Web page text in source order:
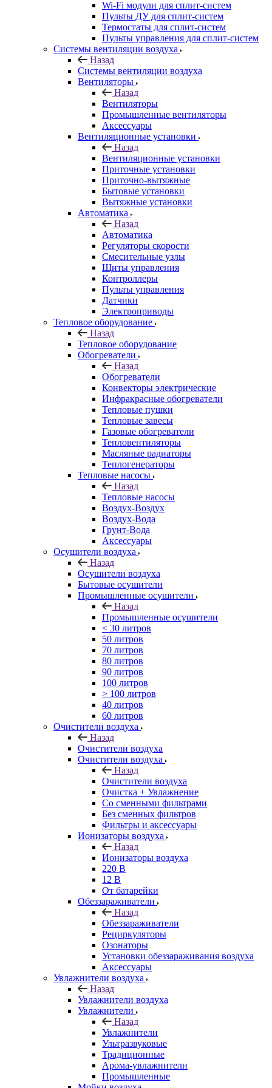
Wi-Fi модули для сплит-систем
Пульты ДУ для сплит-систем
Термостаты для сплит-систем
Пульты управления для сплит-систем
Системы вентиляции воздуха
Назад
Системы вентиляции воздуха
Вентиляторы
Назад
Вентиляторы
Промышленные вентиляторы
Аксессуары
Вентиляционные установки
Назад
Вентиляционные установки
Приточные установки
Приточно-вытяжные
Бытовые установки
Вытяжные установки
Автоматика
Назад
Автоматика
Регуляторы скорости
Смесительные узлы
Щиты управления
Контроллеры
Пульты управления
Датчики
Электроприводы
Тепловое оборудование
Назад
Тепловое оборудование
Обогреватели
Назад
Обогреватели
Конвекторы электрические
Инфракрасные обогреватели
Тепловые пушки
Тепловые завесы
Газовые обогреватели
Тепловентиляторы
Масляные радиаторы
Теплогенераторы
Тепловые насосы
Назад
Тепловые насосы
Воздух-Воздух
Воздух-Вода
Грунт-Вода
Аксессуары
Осушители воздуха
Назад
Осушители воздуха
Бытовые осушители
Промышленные осушители
Назад
Промышленные осушители
< 30 литров
50 литров
70 литров
80 литров
90 литров
100 литров
> 100 литров
40 литров
60 литров
Очистители воздуха
Назад
Очистители воздуха
Очистители воздуха
Назад
Очистители воздуха
Очистка + Увлажнение
Cо сменными фильтрами
Без сменных фильтров
Фильтры и аксессуары
Ионизаторы воздуха
Назад
Ионизаторы воздуха
220 В
12 В
От батарейки
Обеззараживатели
Назад
Обеззараживатели
Рециркуляторы
Озонаторы
Установки обеззараживания воздуха
Аксессуары
Увлажнители воздуха
Назад
Увлажнители воздуха
Увлажнители
Назад
Увлажнители
Ультразвуковые
Традиционные
Арома-увлажнители
Промышленные